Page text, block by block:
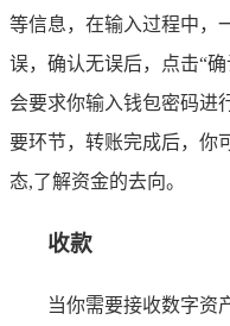
等信息，在输入过程中，
误，确认无误后，点击“
会要求你输入钱包密码进
要环节，转账完成后，你
态,了解资金的去向。
收款
当你需要接收数字资